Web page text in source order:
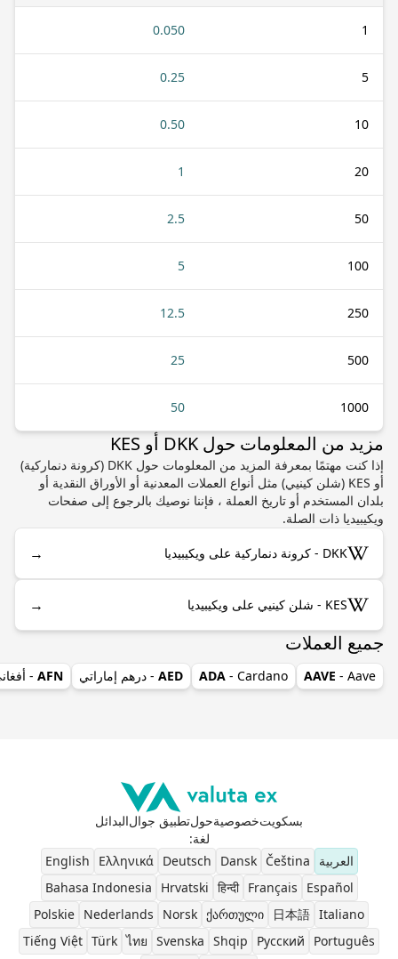
1
0.050
5
0.25
10
0.50
20
1
50
2.5
100
5
250
12.5
500
25
1000
50
مزيد من المعلومات حول DKK أو KES
إذا كنت مهتمًا بمعرفة المزيد من المعلومات حول DKK (كرونة دنماركية)
أو KES (شلن كينيي) مثل أنواع العملات المعدنية أو الأوراق النقدية أو
بلدان المستخدم أو تاريخ العملة ، فإننا نوصيك بالرجوع إلى صفحات
ويكيبيديا ذات الصلة.
DKK - كرونة دنماركية على ويكيبيديا →
KES - شلن كينيي على ويكيبيديا →
جميع العملات
AAVE - Aave
ADA - Cardano
AED - درهم إماراتي AFN
-
بسكويتخصوصيةحولتطبيق جوالالبدائل
لغة:
العربية
Čeština
Dansk
Deutsch
Ελληνικά
English
Español
Français
हिन्दी
Hrvatski
Bahasa Indonesia
Italiano
日本語
ქართული
Norsk
Nederlands
Polskie
Português
Pусский
Shqip
Svenska
ไทย
Türk
Tiếng Việt